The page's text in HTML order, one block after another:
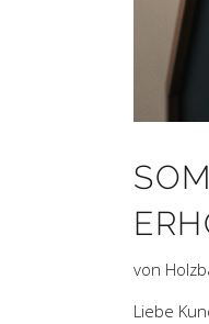
von
Liebe